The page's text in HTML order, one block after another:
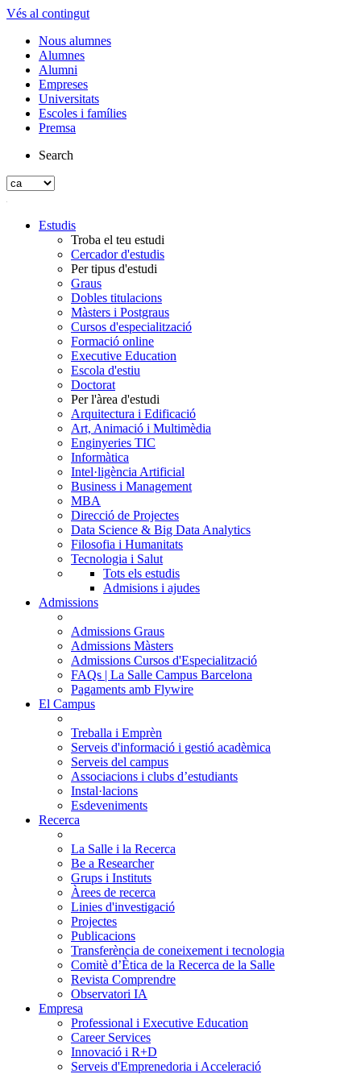
Vés al contingut
Nous alumnes
Alumnes
Alumni
Empreses
Universitats
Escoles i famílies
Premsa
Search
Estudis
Troba el teu estudi
Cercador d'estudis
Per tipus d'estudi
Graus
Dobles titulacions
Màsters i Postgraus
Cursos d'especialització
Formació online
Executive Education
Escola d'estiu
Doctorat
Per l'àrea d'estudi
Arquitectura i Edificació
Art, Animació i Multimèdia
Enginyeries TIC
Informàtica
Intel·ligència Artificial
Business i Management
MBA
Direcció de Projectes
Data Science & Big Data Analytics
Filosofia i Humanitats
Tecnologia i Salut
Tots els estudis
Admisions i ajudes
Admissions
Admissions Graus
Admissions Màsters
Admissions Cursos d'Especialització
FAQs | La Salle Campus Barcelona
Pagaments amb Flywire
El Campus
Treballa i Emprèn
Serveis d'informació i gestió acadèmica
Serveis del campus
Associacions i clubs d’estudiants
Instal·lacions
Esdeveniments
Recerca
La Salle i la Recerca
Be a Researcher
Grups i Instituts
Àrees de recerca
Linies d'investigació
Projectes
Publicacions
Transferència de coneixement i tecnologia
Comitè d’Ètica de la Recerca de la Salle
Revista Comprendre
Observatori IA
Empresa
Professional i Executive Education
Career Services
Innovació i R+D
Serveis d'Emprenedoria i Acceleració